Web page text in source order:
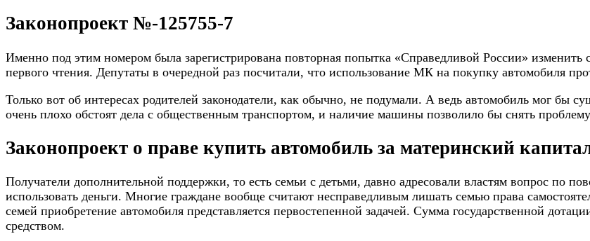
Законопроект №-125755-7
Именно под этим номером была зарегистрирована повторная попытка «Справедливой России»
первого чтения. Депутаты в очередной раз посчитали, что использование МК на покупку автомобиля
Только вот об интересах родителей законодатели, как обычно, не подумали. А ведь автомобиль мог бы
очень плохо обстоят дела с общественным транспортом, и наличие машины позволило бы снять
Законопроект о праве купить автомобиль за материнский
Получатели дополнительной поддержки, то есть семьи с детьми, давно адресовали властям вопрос по
использовать деньги. Многие граждане вообще считают несправедливым лишать семью права
семей приобретение автомобиля представляется первостепенной задачей. Сумма государственной
средством.